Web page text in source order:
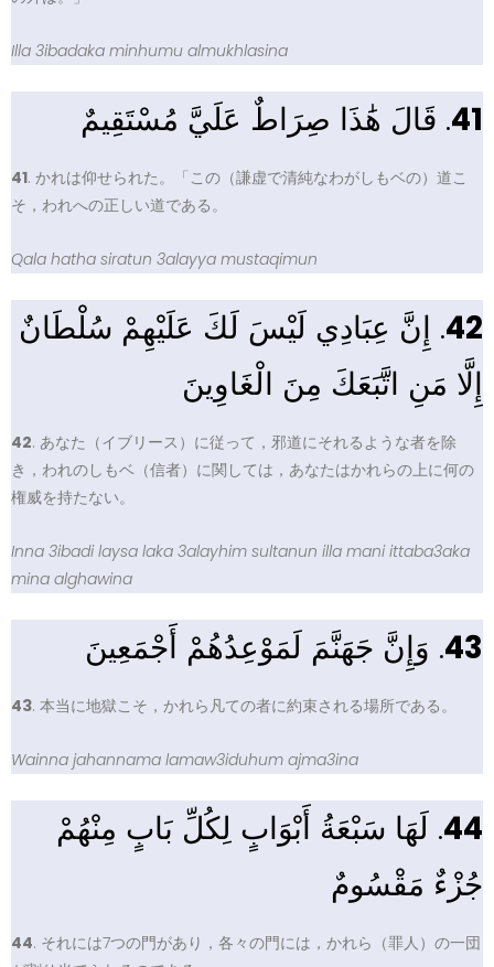
Illa 3ibadaka minhumu almukhlasina
41. قَالَ هَٰذَا صِرَاطٌ عَلَيَّ مُسْتَقِيمٌ
41. かれは仰せられた。「この（謙虚で清純なわがしもベの）道こ
そ，われへの正しい道である。
Qala hatha siratun 3alayya mustaqimun
42. إِنَّ عِبَادِي لَيْسَ لَكَ عَلَيْهِمْ سُلْطَانٌ
إِلَّا مَنِ اتَّبَعَكَ مِنَ الْغَاوِينَ
42. あなた（イブリース）に従って，邪道にそれるような者を除
き，われのしもベ（信者）に関しては，あなたはかれらの上に何の
権威を持たない。
Inna 3ibadi laysa laka 3alayhim sultanun illa mani ittaba3aka
mina alghawina
43. وَإِنَّ جَهَنَّمَ لَمَوْعِدُهُمْ أَجْمَعِينَ
43. 本当に地獄こそ，かれら凡ての者に約束される場所である。
Wainna jahannama lamaw3iduhum ajma3ina
44. لَهَا سَبْعَةُ أَبْوَابٍ لِكُلِّ بَابٍ مِنْهُمْ
جُزْءٌ مَقْسُومٌ
44. それには7つの門があり，各々の門には，かれら（罪人）の一団